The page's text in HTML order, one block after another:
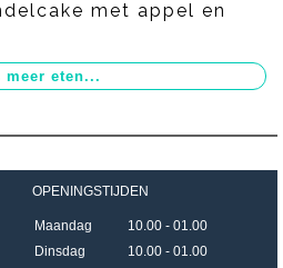
met appel en
OPENINGSTIJDEN
Maandag
10.00 - 01.00
Dinsdag
10.00 - 01.00